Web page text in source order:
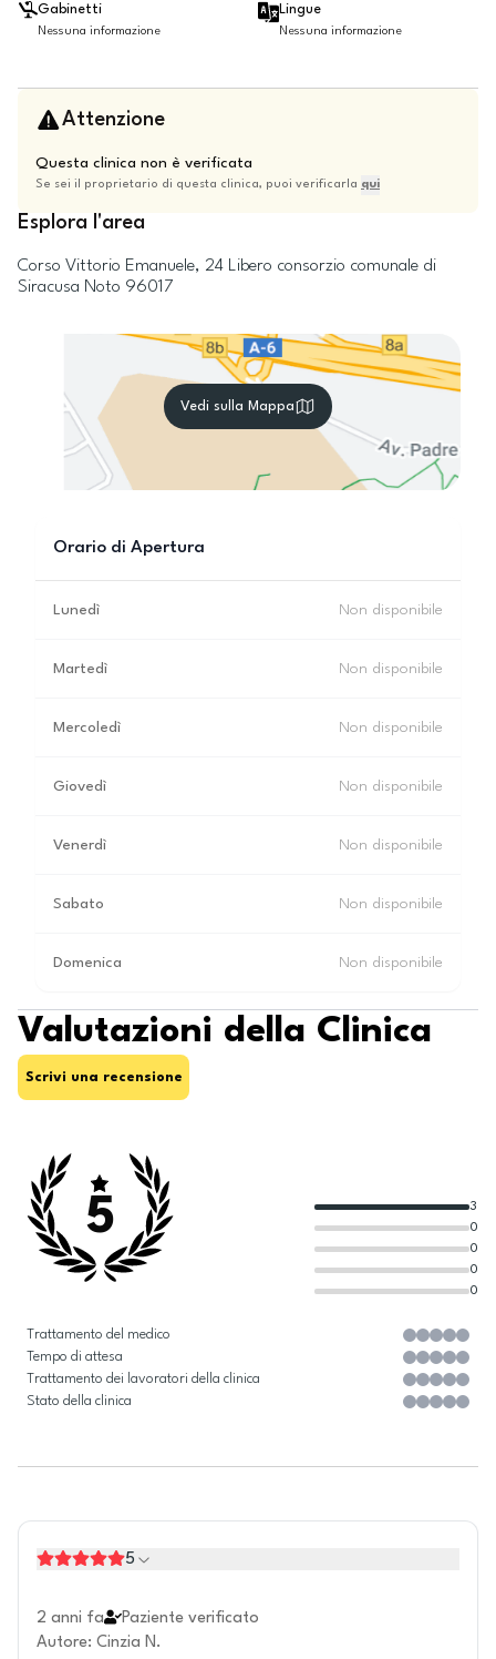
Gabinetti
Nessuna informazione
Lingue
Nessuna informazione
Attenzione
Questa clinica non è verificata
Se sei il proprietario di questa clinica, puoi verificarla qui
Esplora l'area
Corso Vittorio Emanuele, 24 Libero consorzio comunale di
Siracusa Noto 96017
Vedi sulla Mappa
Orario di Apertura
Lunedì Non disponibile
Martedì Non disponibile
Mercoledì Non disponibile
Giovedì Non disponibile
Venerdì Non disponibile
Sabato Non disponibile
Domenica Non disponibile
Valutazioni della Clinica
Scrivi una recensione
5
0
0
0
0
3
Trattamento del medico
Tempo di attesa
Trattamento dei lavoratori della clinica
Stato della clinica
5
2 anni fa
Paziente verificato
Autore: Cinzia N.